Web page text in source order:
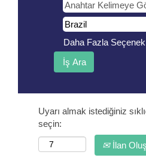
Daha Fazla
Uyarı almak istediğiniz
seçin:
İlan